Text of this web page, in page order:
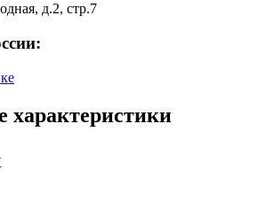
д.2, стр.7
характеристики